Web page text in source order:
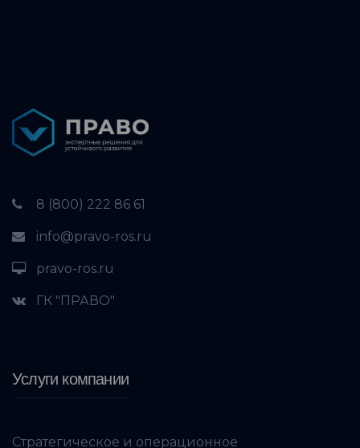
8 (800) 222 86 61
info@pravo-ros.ru
pravo-ros.ru
ГК "ПРАВО"
Услуги компании
Стратегическое и операционное